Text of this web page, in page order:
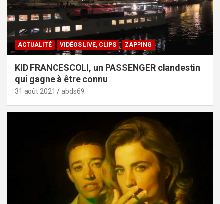
ACTUALITÉ VIDÉOS LIVE, CLIPS ZAPPING
KID FRANCESCOLI, un PASSENGER clandestin
qui gagne à être connu
31 août 2021 abds69